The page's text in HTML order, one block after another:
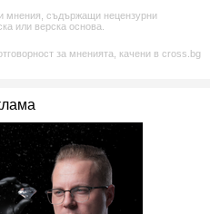
мнения, съдържащи нецензурни
или верска основа.
за мненията, качени в cross.bg